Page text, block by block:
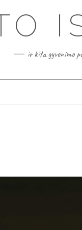
ir kita gyvenimo